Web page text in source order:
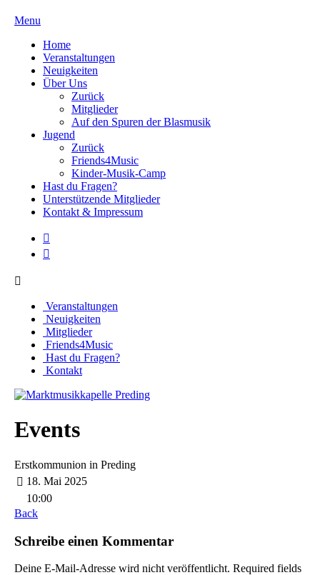
Menu
Home
Veranstaltungen
Neuigkeiten
Über Uns
Zurück
Mitglieder
Auf den Spuren der Blasmusik
Jugend
Zurück
Friends4Music
Kinder-Musik-Camp
Hast du Fragen?
Unterstützende Mitglieder
Kontakt & Impressum
Veranstaltungen
Neuigkeiten
Mitglieder
Friends4Music
Hast du Fragen?
Kontakt
Events
Erstkommunion in Preding
18. Mai 2025
10:00
Back
Schreibe einen Kommentar
Deine E-Mail-Adresse wird nicht veröffentlicht. Required fields